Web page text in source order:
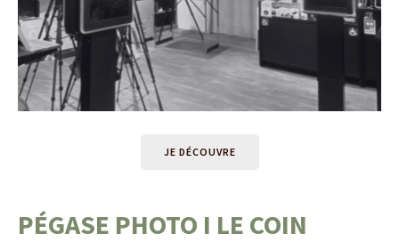
JE DÉCOUVRE
PÉGASE PHOTO I LE COIN